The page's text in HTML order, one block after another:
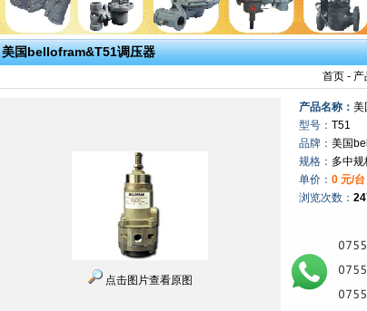
定位器 | DVC2000定位器 | 3582i定位器 |
美国bellofram&T51调压器
首页 - 产
点击图片查看原图
产品名称： 美
型号： T51
品牌： 美国
规格： 多中规
单价： 0 元/台
浏览次数：